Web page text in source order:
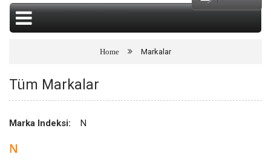
Markalar
Tüm Markalar
Marka Indeksi: N
N